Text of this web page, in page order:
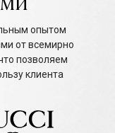
опытом
от всемирно
позволяем
клиента